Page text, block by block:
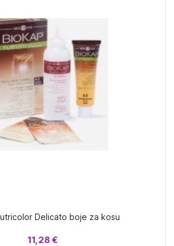
Delicato boje za kosu
11,28 €